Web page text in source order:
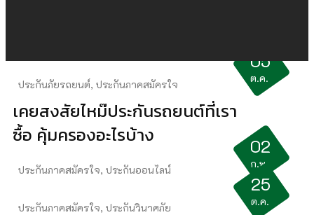
ประกันภัยรถยนต์, ประกันภาคสมัครใจ
เคยสงสัยไหม๊ประกันรถยนต์ที่เรา
ซื้อ คุ้มครองอะไรบ้าง
05
ต.ค.
ประกันภาคสมัครใจ, ประกันออนไลน์
แนะนำประกันรถออนไลน์ขายดี
02
ก.พ.
ประกันภาคสมัครใจ, ประกันวินาศภัย
25
ต.ค.